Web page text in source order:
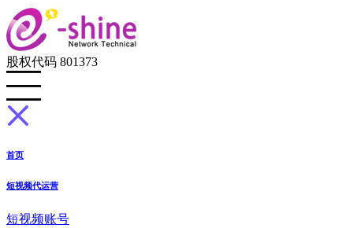
股权代码 801373
首页
短视频代运营
短视频账号